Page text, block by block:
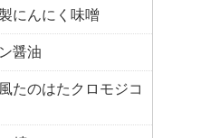
にんにく味噌
醤油
たのはたクロモジコ